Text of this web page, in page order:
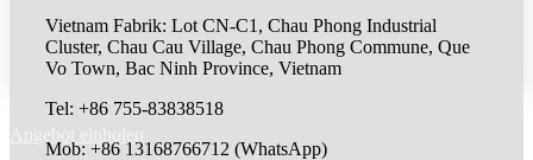
Vietnam Fabrik: Lot CN-C1, Chau Phong Industrial
Cluster, Chau Cau Village, Chau Phong Commune, Que
Vo Town, Bac Ninh Province, Vietnam
Tel: +86 755-83838518
Mob: +86 13168766712 (WhatsApp)